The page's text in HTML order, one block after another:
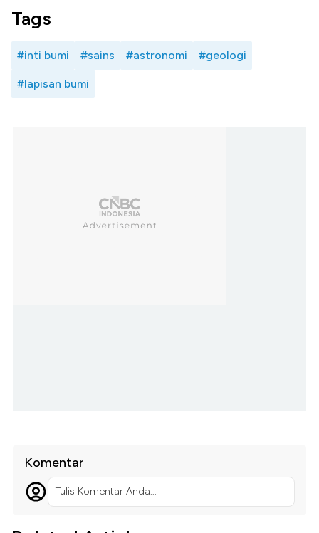
Tags
#inti bumi #sains #astronomi #geologi
#lapisan bumi
Komentar
Tulis Komentar Anda...